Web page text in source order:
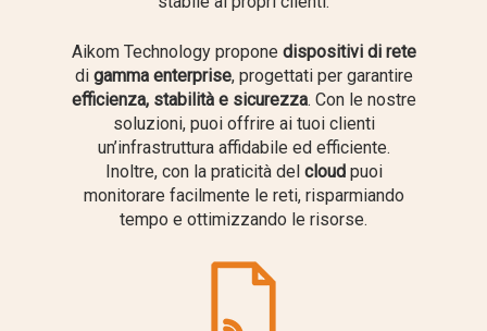
Aikom Technology propone dispositivi di rete
di gamma enterprise, progettati per garantire
efficienza, stabilità e sicurezza. Con le nostre
soluzioni, puoi offrire ai tuoi clienti
un’infrastruttura affidabile ed efficiente.
Inoltre, con la praticità del cloudpuoi
monitorare facilmente le reti, risparmiando
tempo e ottimizzando le risorse.